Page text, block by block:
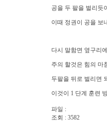
공을 두 팔을 벌리듯
이때 정권이 공을 보
다시 말함면 옆구리
주의 할것은 힘의 마
두팔을 뒤로 벌리면
이것이 1 단계 훈련
파일 :
조회 : 3582